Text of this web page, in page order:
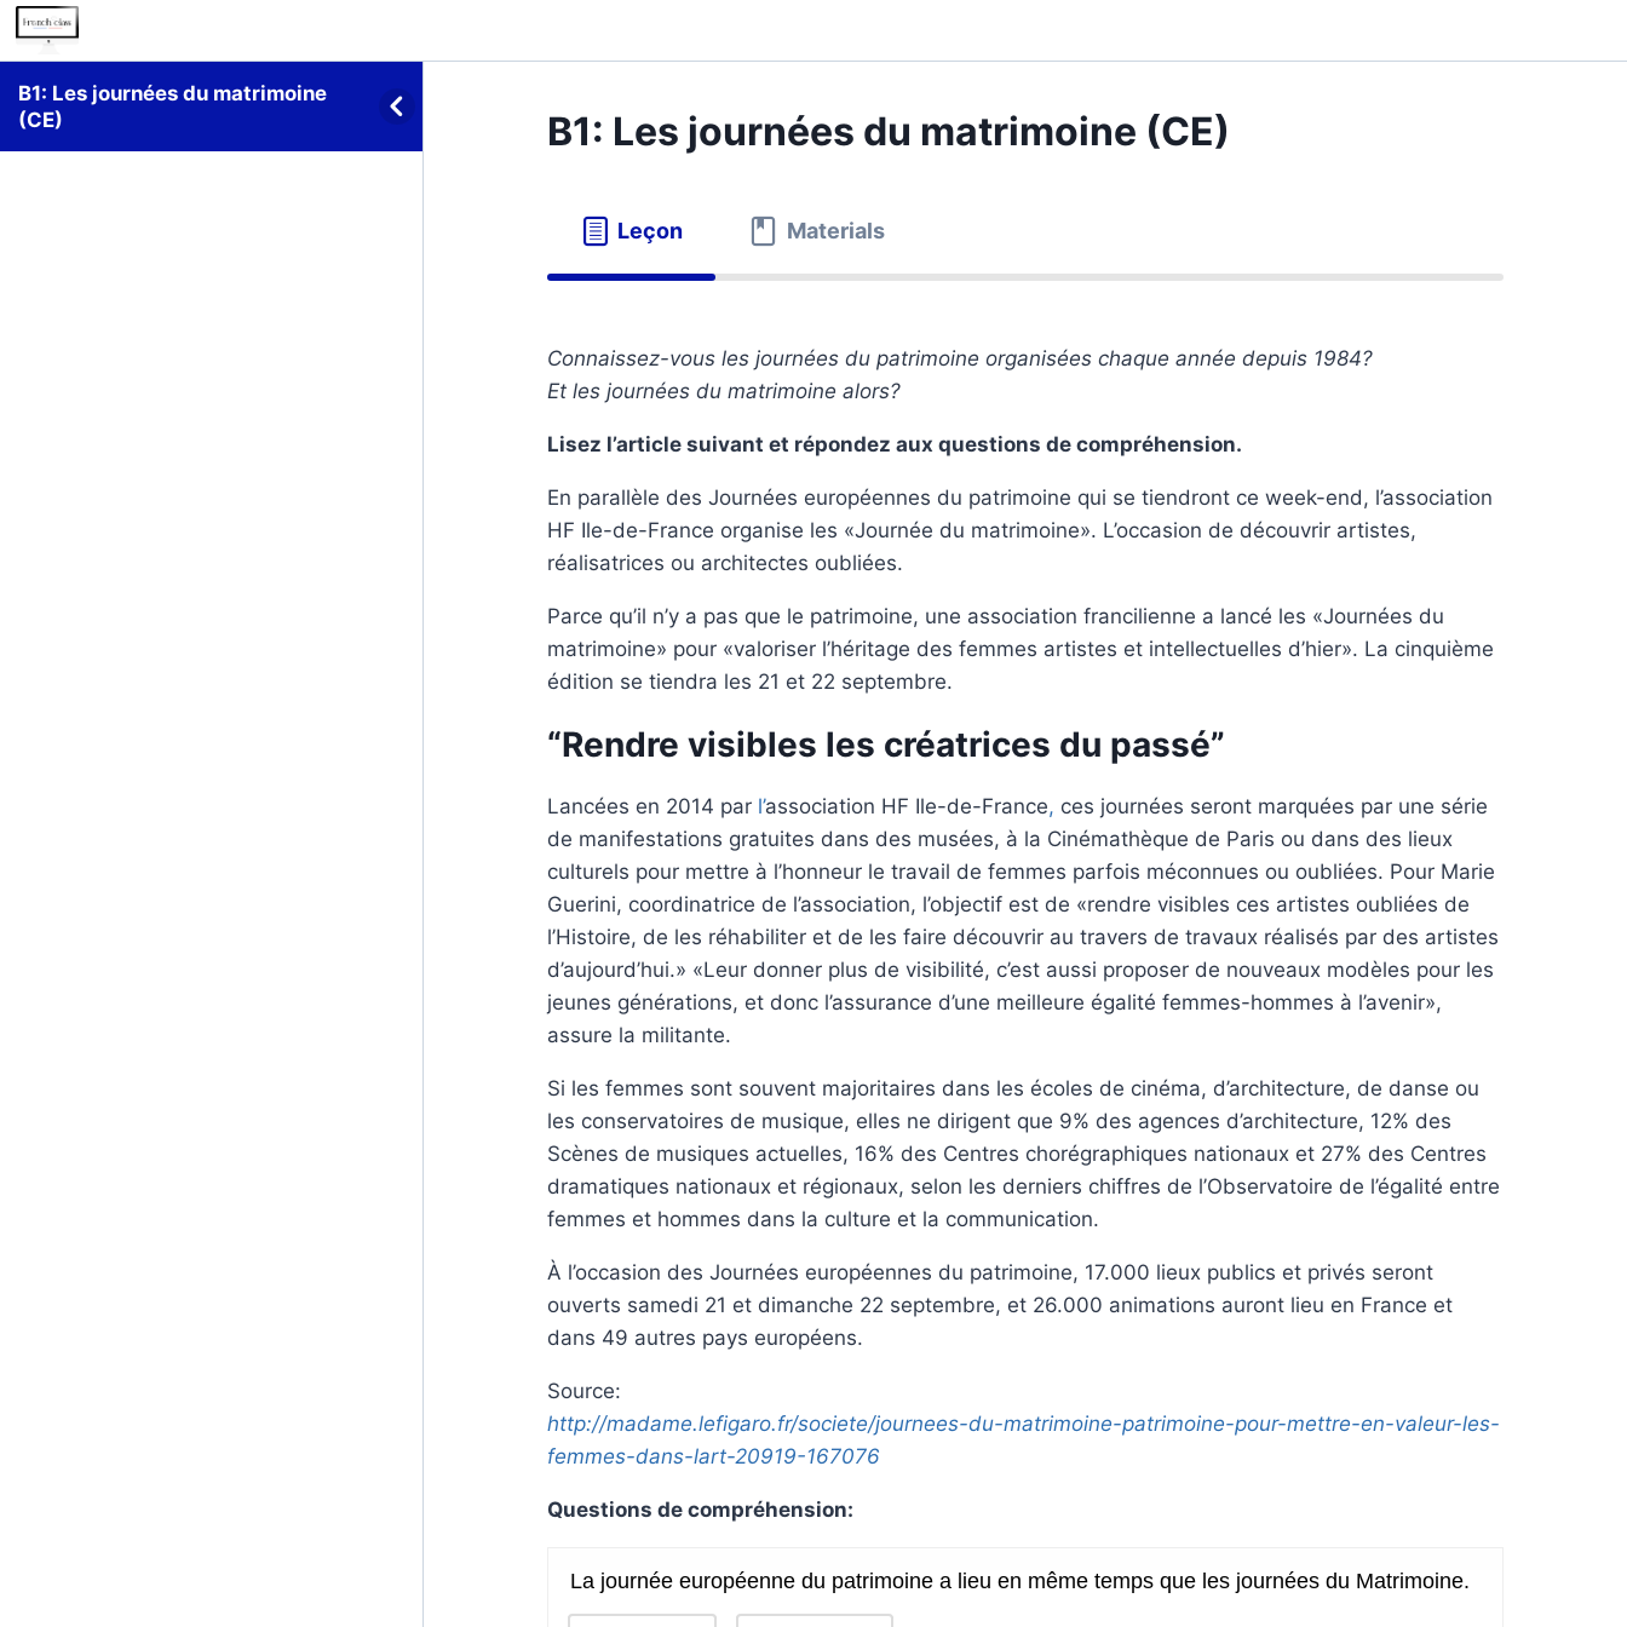
B1: Les journées du matrimoine
(CE)
B1: Les journées du matrimoine (CE)
Leçon Materials
Connaissez-vous les journées du patrimoine organisées chaque année depuis 1984?
Et les journées du matrimoine alors?
Lisez l’article suivant et répondez aux questions de compréhension.
En parallèle des Journées européennes du patrimoine qui se tiendront ce week-end, l’association
HF Ile-de-France organise les «Journée du matrimoine». L’occasion de découvrir artistes,
réalisatrices ou architectes oubliées.
Parce qu’il n’y a pas que le patrimoine, une association francilienne a lancé les «Journées du
matrimoine» pour «valoriser l’héritage des femmes artistes et intellectuelles d’hier». La cinquième
édition se tiendra les 21 et 22 septembre.
“Rendre visibles les créatrices du passé”
Lancées en 2014 par l’association HF Ile-de-France, ces journées seront marquées par une série
de manifestations gratuites dans des musées, à la Cinémathèque de Paris ou dans des lieux
culturels pour mettre à l’honneur le travail de femmes parfois méconnues ou oubliées. Pour Marie
Guerini, coordinatrice de l’association, l’objectif est de «rendre visibles ces artistes oubliées de
l’Histoire, de les réhabiliter et de les faire découvrir au travers de travaux réalisés par des artistes
d’aujourd’hui.» «Leur donner plus de visibilité, c’est aussi proposer de nouveaux modèles pour les
jeunes générations, et donc l’assurance d’une meilleure égalité femmes-hommes à l’avenir»,
assure la militante.
Si les femmes sont souvent majoritaires dans les écoles de cinéma, d’architecture, de danse ou
les conservatoires de musique, elles ne dirigent que 9% des agences d’architecture, 12% des
Scènes de musiques actuelles, 16% des Centres chorégraphiques nationaux et 27% des Centres
dramatiques nationaux et régionaux, selon les derniers chiffres de l’Observatoire de l’égalité entre
femmes et hommes dans la culture et la communication.
À l’occasion des Journées européennes du patrimoine, 17.000 lieux publics et privés seront
ouverts samedi 21 et dimanche 22 septembre, et 26.000 animations auront lieu en France et
dans 49 autres pays européens.
Source:
http://madame.lefigaro.fr/societe/journees-du-matrimoine-patrimoine-pour-mettre-en-valeur-les-
femmes-dans-lart-20919-167076
Questions de compréhension: